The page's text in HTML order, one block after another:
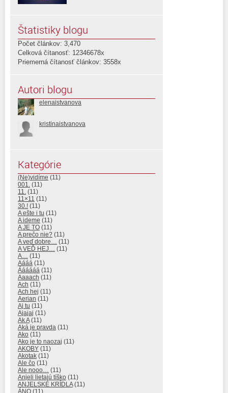
Štatistiky blogu
Počet článkov: 3,470
Celková čítanosť: 12346678x
Priemerná čítanosť článkov: 3558x
Autori blogu
elenaistvanova
kristinaistvanova
Kategórie
(Ne)vidíme (11)
001. (11)
11. (11)
11×11 (11)
30.! (11)
A ešte i tu (11)
A ideme (11)
A JE TO (11)
A prečo nie? (11)
A veď dobre… (11)
A VEĎ HEJ… (11)
A… (11)
Aááá (11)
Áááááá (11)
Aaaach (11)
Ach (11)
Ach hej (11)
Aerian (11)
Aj tu (11)
Ajajaj (11)
Ak A(11)
Aká je pravda (11)
Ako (11)
Ako je to naozaj (11)
AKOBY (11)
Akotak (11)
Ale čo (11)
Ale nooo… (11)
Anjeli lietajú tíško (11)
ANJELSKÉ KRÍDLA(11)